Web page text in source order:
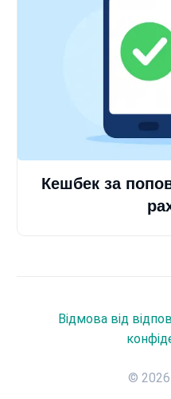
Кешбек за
Відмова від
© 2026